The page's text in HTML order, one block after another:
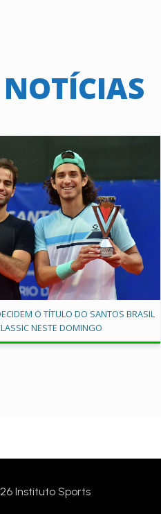
O TÍTULO DO SANTOS BRASIL
NESTE DOMINGO
Instituto Sports